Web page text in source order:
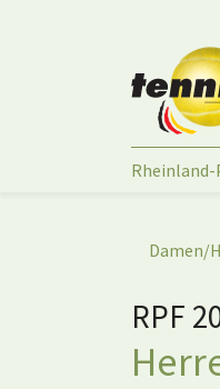
Sie sind
Damen/
RPF